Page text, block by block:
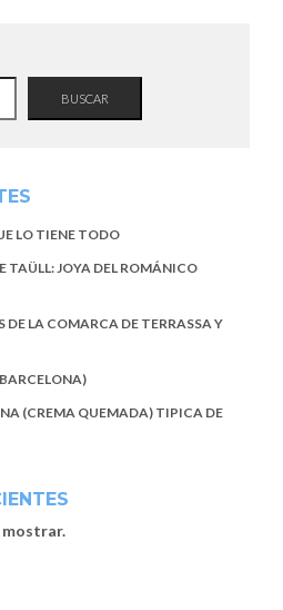
BUSCAR
LO TIENE TODO
TAÜLL: JOYA DEL ROMÁNICO
DE LA COMARCA DE TERRASSA Y
(CREMA QUEMADA) TIPICA DE
mostrar.